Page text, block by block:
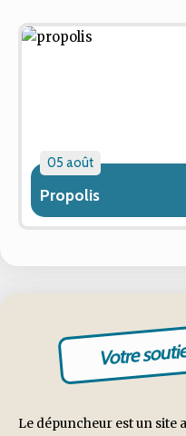
05 août
Propolis
Votre
Le dépuncheur est un site